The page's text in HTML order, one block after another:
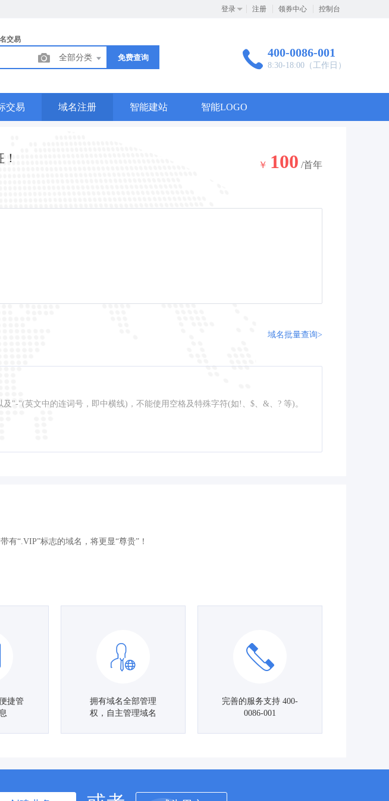
登录 注册 领券中心 控制台
交易
全部分类 免费查询 400-0086-001
8:30-18:00（工作日）
交易 域名注册 智能建站 智能LOGO
￥ 100 /首年
域名批量查询>
"-"(英文中的连词号，即中横线)，不能使用空格及特殊字符(如!、$、&、? 等)。
有“.VIP”标志的域名，将更显“尊贵”！
捷管
拥有域名全部管理
权，自主管理域名
完善的服务支持 400-
0086-001